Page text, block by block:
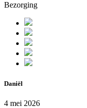
Bezorging
Daniël
4 mei 2026